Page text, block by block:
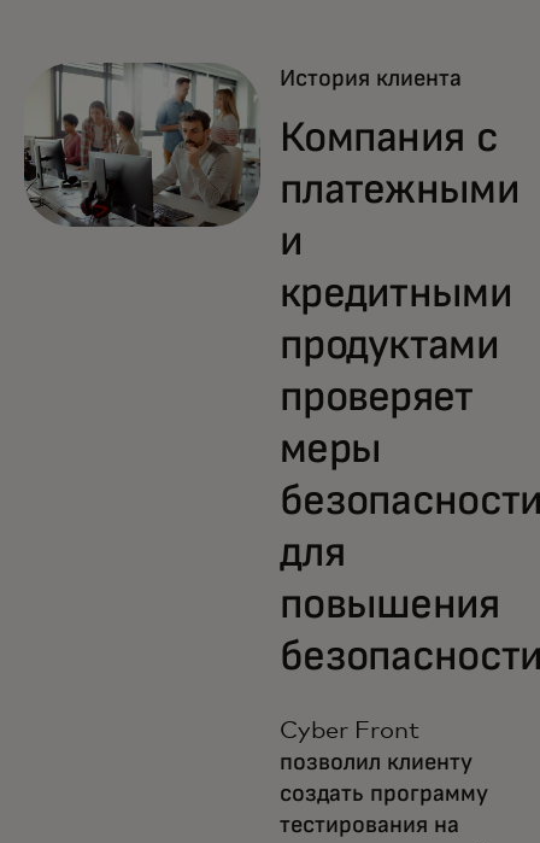
История клиента
Компания с
платежными
и
кредитными
продуктами
проверяет
меры
для
повышения
Cyber Front
позволил клиенту
создать программу
тестирования на